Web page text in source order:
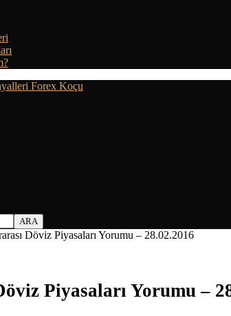
Forex Koçu
Döviz Piyasaları Yorumu – 28.02.2016
Piyasaları Yorumu –